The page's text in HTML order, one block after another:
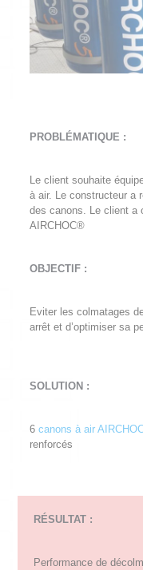
PROBLÉMATIQUE :
Le client souhaite
à air. Le constructeur a
des canons. Le client a
AIRCHOC®
OBJECTIF :
Eviter les colmatages
arrêt et d’optimiser sa
SOLUTION :
6 canons à air
renforcés
RÉSULTAT :
Performance de